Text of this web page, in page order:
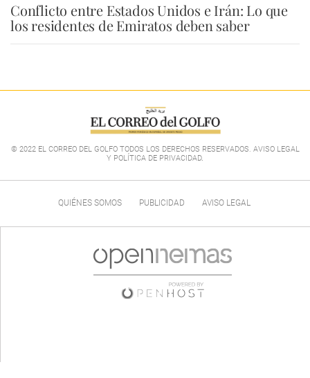
Conflicto entre Estados Unidos e Irán: Lo que
los residentes de Emiratos deben saber
© 2022 EL CORREO DEL GOLFO TODOS LOS DERECHOS RESERVADOS. AVISO LEGAL
Y POLÍTICA DE PRIVACIDAD.
QUIÉNES SOMOS PUBLICIDAD AVISO LEGAL